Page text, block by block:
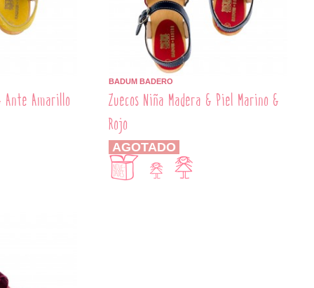
Ante Amarillo
BADUM BADERO
Zuecos Niña Madera & Piel Marino &
Rojo
AGOTADO